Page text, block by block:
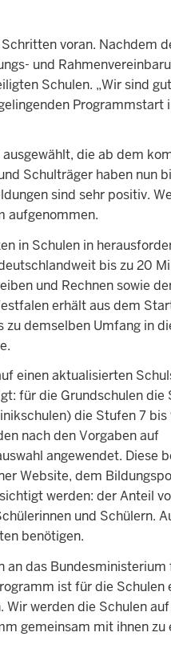
voran. Nachdem
und
Schulen. „Wir sind
Programmstart
die ab dem
Schulträger haben nun
sind sehr positiv.
aufgenommen.
in Schulen in
bis zu 20
und Rechnen sowie
erhält aus dem
demselben Umfang in
einen aktualisierten
für die Grundschulen die
die Stufen 7 bis
nach den Vorgaben auf
angewendet. Diese
Website, dem
werden: der Anteil
und Schülern.
benötigen.
an das Bundesministerium
ist für die Schulen
werden die Schulen
gemeinsam mit ihnen zu